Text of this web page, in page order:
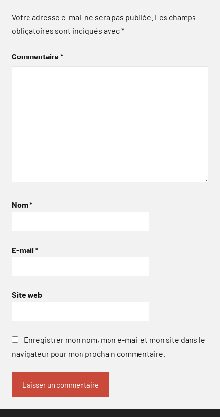
Votre adresse e-mail ne sera pas publiée. Les champs
obligatoires sont indiqués avec*
Commentaire*
Nom*
E-mail *
Site web
Enregistrer mon nom, mon e-mail et mon site dans le
navigateur pour mon prochain commentaire.